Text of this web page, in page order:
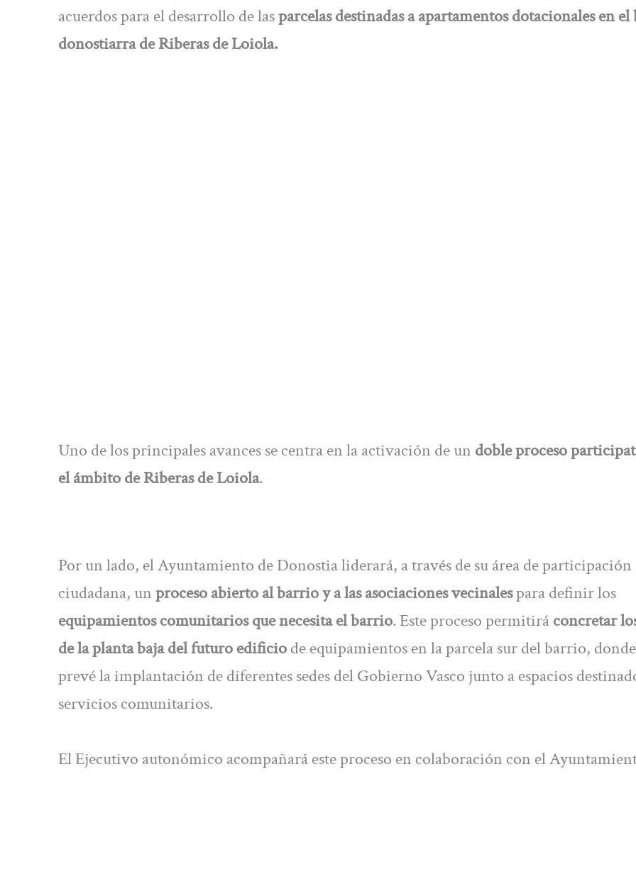
acuerdos para el desarrollo de lasparcelas destinadas a apartamentos dotacionales en
donostiarra de Riberas de Loiola.
Uno de los principales avances se centra en la activación de un doble proceso
el ámbito de Riberas de Loiola.
Por un lado, el Ayuntamiento de Donostia liderará, a través de su área de participación
ciudadana, unproceso abierto al barrio y a las asociaciones vecinalespara definir los
equipamientos comunitarios que necesita el barrio. Este proceso permitiráconcretar
de la planta baja del futuro edificiode equipamientos en la parcela sur del barrio,
prevé la implantación de diferentes sedes del Gobierno Vasco junto a espacios
servicios comunitarios.
El Ejecutivo autonómico acompañará este proceso en colaboración con el